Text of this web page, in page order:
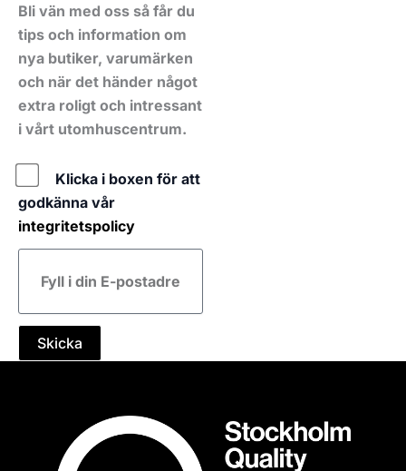
Bli vän med oss så får du
tips och information om
nya butiker, varumärken
och när det händer något
extra roligt och intressant
i vårt utomhuscentrum.
Klicka i boxen för att
godkänna vår
integritetspolicy
E-
post
Skicka